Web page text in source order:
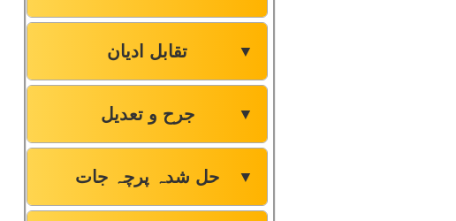
تقابل ادیان ▼
جرح و تعدیل ▼
حل شدہ پرچہ جات ▼